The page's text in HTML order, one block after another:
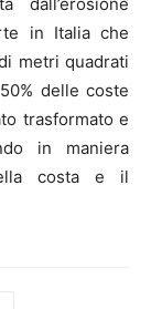
in Italia che
metri quadrati
delle coste
trasformato e
in maniera
costa e il